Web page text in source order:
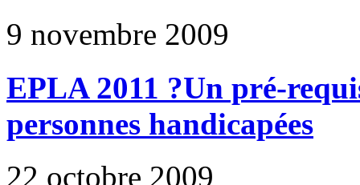
9 novembre 2009
EPLA 2011 ?Un pré-
personnes handicapées
22 octobre 2009